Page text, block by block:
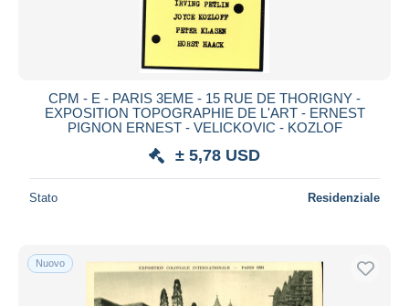
CPM - E - PARIS 3EME - 15 RUE DE THORIGNY -
EXPOSITION TOPOGRAPHIE DE L'ART - ERNEST
PIGNON ERNEST - VELICKOVIC - KOZLOF
± 5,78 USD
Stato Residenziale
Nuovo